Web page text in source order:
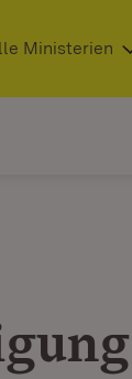
neuem Fenster)
Ministerien